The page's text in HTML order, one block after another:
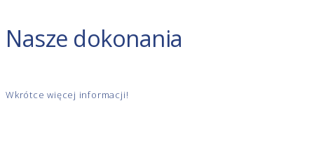
Nasze dokonania
Wkrótce więcej informacji!